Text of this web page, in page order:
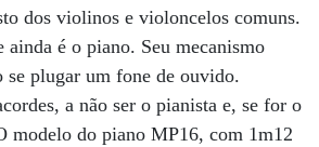
dos violinos e violoncelos comuns.
ainda é o piano. Seu mecanismo
se plugar um fone de ouvido.
a não ser o pianista e, se for o
modelo do piano MP16, com 1m12